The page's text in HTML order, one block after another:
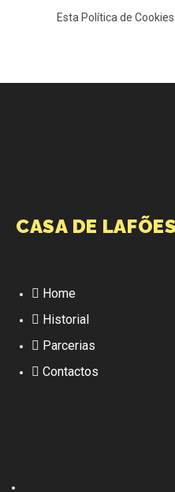
Esta Política de
CASA DE LAFÕES
Home
Historial
Parcerias
Contactos